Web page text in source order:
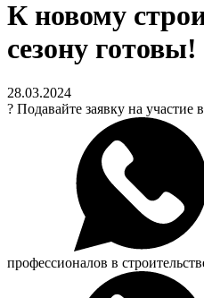
К новому
сезону готовы!
28.03.2024
? Подавайте заявку на участие
профессионалов в